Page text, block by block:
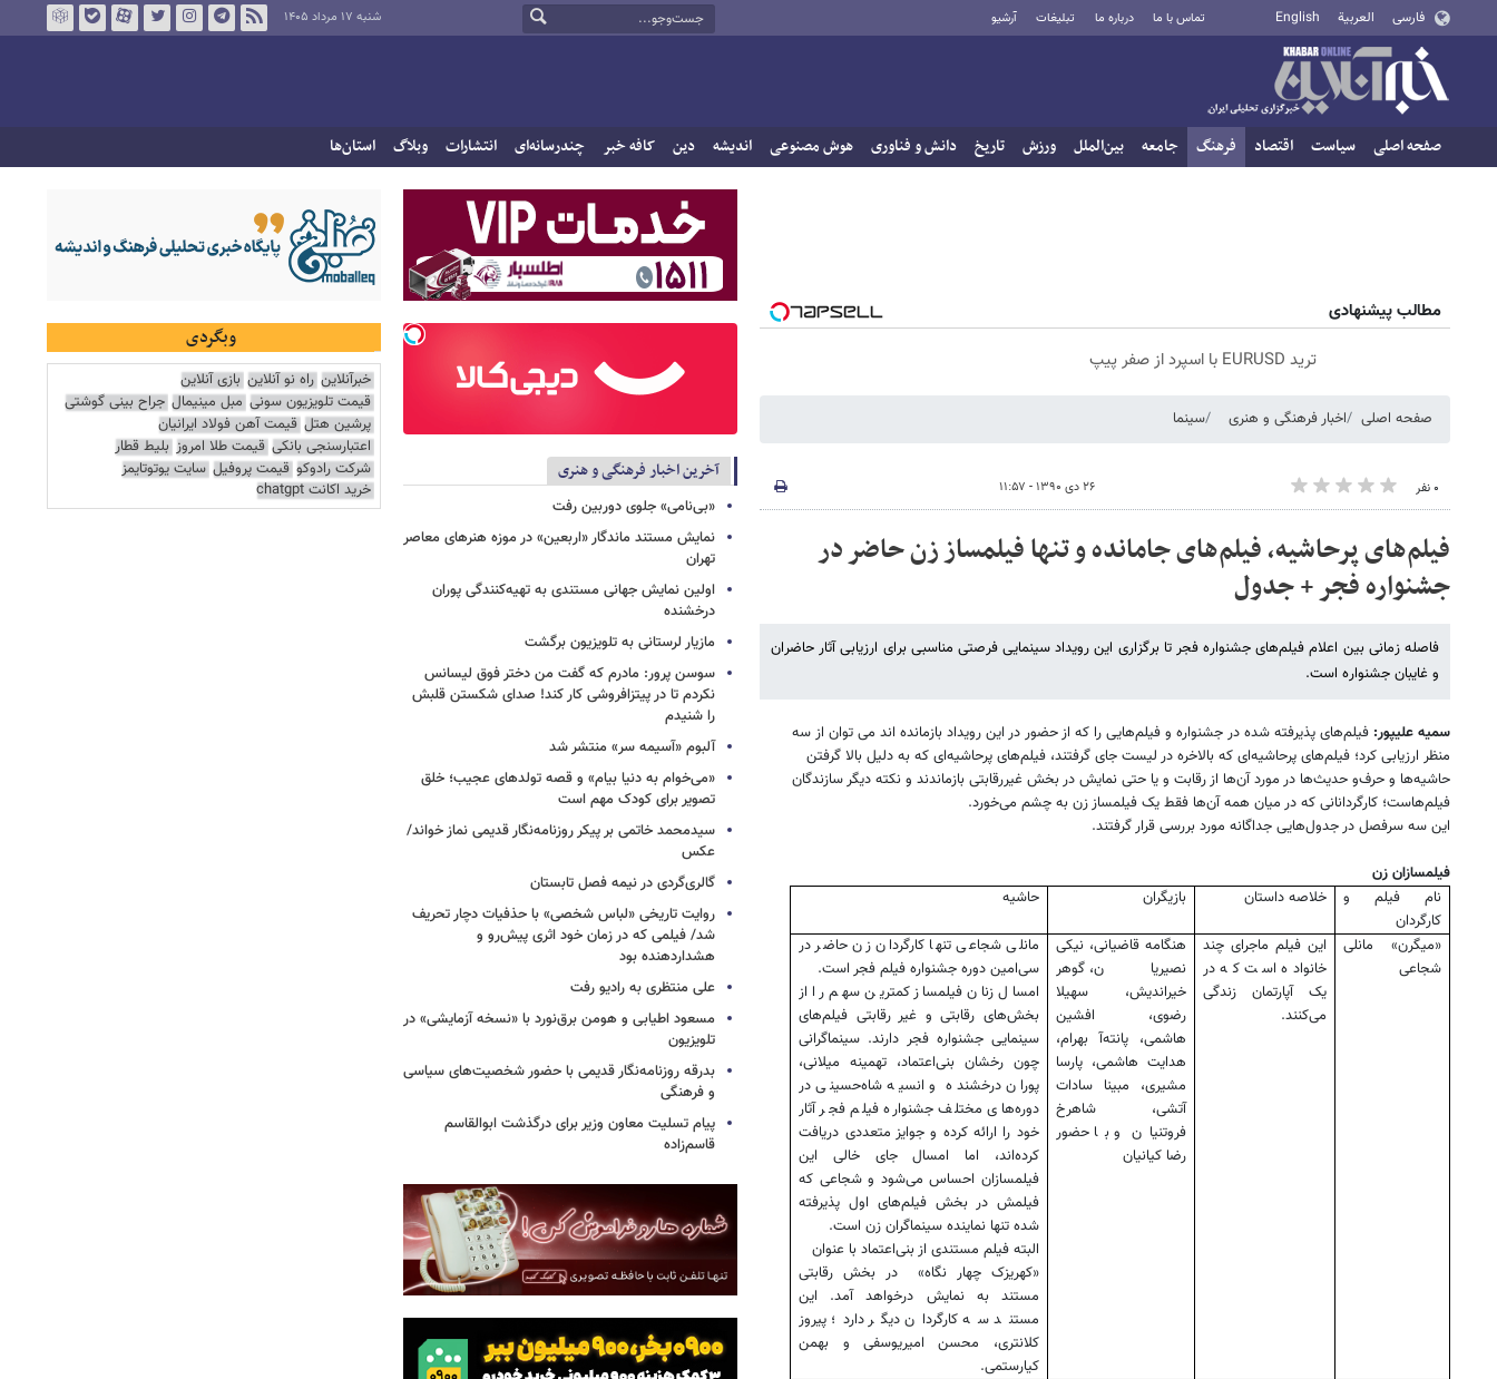
فارسی العربية English تماس با ما درباره ما تبلیغات آرشیو شنبه ۱۷ مرداد ۱۴۰۵
صفحه اصلی سیاست اقتصاد فرهنگ جامعه بین‌الملل ورزش تاریخ دانش و فناوری هوش مصنوعی اندیشه دین کافه خبر چندرسانه‌ای انتشارات وبلاگ استان‌ها
مطالب پیشنهادی
ترید EURUSD با اسپرد از صفر پیپ
صفحه اصلی اخبار فرهنگی و هنری سینما
۰ نفر ۲۶ دی ۱۳۹۰ - ۱۱:۵۷
فیلم‌های پرحاشیه، فیلم‌های جامانده و تنها فیلمساز زن حاضر در
جشنواره فجر + جدول
فاصله زمانی بین اعلام فیلم‌های جشنواره فجر تا برگزاری این رویداد سینمایی فرصتی مناسبی برای ارزیابی آثار حاضران
و غایبان جشنواره است.
سمیه علیپور: فیلم‌های پذیرفته شده در جشنواره و فیلم‌هایی را که از حضور در این رویداد بازمانده اند می توان از سه
منظر ارزیابی کرد؛ فیلم‌های پرحاشیه‌ای که بالاخره در لیست جای گرفتند، فیلم‌های پرحاشیه‌ای که به دلیل بالا گرفتن
حاشیه‌ها و حرف‌و حدیث‌ها در مورد آن‌ها از رقابت و یا حتی نمایش در بخش غیررقابتی بازماندند و نکته دیگر سازندگان
فیلم‌هاست؛ کارگردانانی که در میان همه آن‌ها فقط یک فیلمساز زن به چشم می‌خورد.
این سه سرفصل در جدول‌هایی جداگانه مورد بررسی قرار گرفتند.
فیلمسازان زن
نام فیلم و
کارگردان
خلاصه داستان بازیگران حاشیه
«میگرن» مانلی
شجاعی
این فیلم ماجرای چند
خانواده است که در
یک آپارتمان زندگی
می‌کنند.
هنگامه قاضیانی، نیکی
نصیریان، گوهر
خیراندیش، سهیلا
رضوی، افشین
هاشمی، پانته‌آ بهرام،
هدایت هاشمی، پارسا
مشیری، مبینا سادات
آتشی، شاهرخ
فروتنیان و با حضور
رضا کیانیان
مانلی شجاعی تنها کارگردان زن حاضر در
سی‌امین دوره جشنواره فیلم فجر است.
امسال زنان فیلمساز کمترین سهم را از
بخش‌های رقابتی و غیر رقابتی فیلم‌های
سینمایی جشنواره فجر دارند. سینماگرانی
چون رخشان بنی‌اعتماد، تهمینه میلانی،
پوران درخشنده و انسیه شاه‌حسینی در
دوره‌های مختلف جشنواره فیلم فجر آثار
خود را ارائه کرده و جوایز متعددی دریافت
کرده‌اند، اما امسال جای خالی این
فیلمسازان احساس می‌شود و شجاعی که
فیلمش در بخش فیلم‌های اول پذیرفته
شده تنها نماینده سینماگران زن است.
البته فیلم مستندی از بنی‌اعتماد با عنوان
«کهریزک چهار نگاه» در بخش رقابتی
مستند به نمایش درخواهد آمد. این
مستند سه کارگردان دیگر دارد؛ پیروز
کلانتری، محسن امیریوسفی و بهمن
کیارستمی.
آخرین اخبار فرهنگی و هنری
«بی‌نامی» جلوی دوربین رفت
نمایش مستند ماندگار «اربعین» در موزه هنرهای معاصر
تهران
اولین نمایش جهانی مستندی به تهیه‌کنندگی پوران
درخشنده
مازیار لرستانی به تلویزیون برگشت
سوسن پرور: مادرم که گفت من دختر فوق‌ لیسانس
نکردم تا در پیتزافروشی کار کند! صدای شکستن قلبش
را شنیدم
آلبوم «آسیمه سر» منتشر شد
«می‌خوام به دنیا بیام» و قصه تولدهای عجیب؛ خلق
تصویر برای کودک مهم است
سیدمحمد خاتمی بر پیکر روزنامه‌نگار قدیمی نماز خواند/
عکس
گالری‌گردی در نیمه فصل تابستان
روایت تاریخی «لباس شخصی» با حذفیات دچار تحریف
شد/ فیلمی که در زمان خود اثری پیش‌رو و
هشداردهنده بود
علی منتظری به رادیو رفت
مسعود اطیابی و هومن برق‌نورد با «نسخه آزمایشی» در
تلویزیون
بدرقه روزنامه‌نگار قدیمی با حضور شخصیت‌های سیاسی
و فرهنگی
پیام تسلیت معاون وزیر برای درگذشت ابوالقاسم
قاسم‌زاده
وبگردی
خبرآنلاین راه نو آنلاین بازی آنلاین
قیمت تلویزیون سونی مبل مینیمال جراح بینی گوشتی
پرشین هتل قیمت آهن فولاد ایرانیان
اعتبارسنجی بانکی قیمت طلا امروز بلیط قطار
شرکت رادوکو قیمت پروفیل سایت یوتوتایمز
خرید اکانت chatgpt